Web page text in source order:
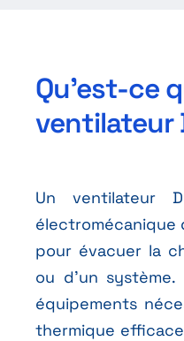
Qu’est-ce
ventilateur
Un ventilateur
électromécanique
pour évacuer la
ou d’un
équipements
thermique